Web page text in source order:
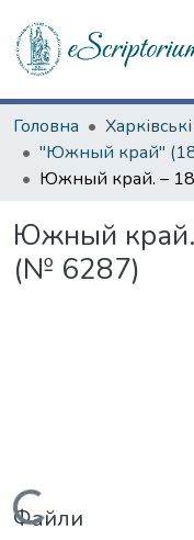
Головна
Южный край.
(№ 6287)
Файли